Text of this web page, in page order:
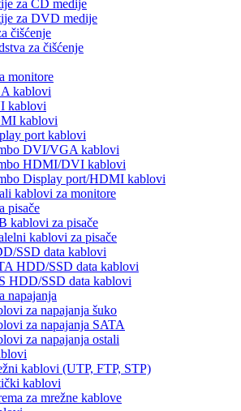
za CD medije
za DVD medije
čišćenje
za čišćenje
monitore
kablovi
kablovi
kablovi
port kablovi
DVI/VGA kablovi
HDMI/DVI kablovi
Display port/HDMI kablovi
kablovi za monitore
pisače
kablovi za pisače
kablovi za pisače
SSD data kablovi
HDD/SSD data kablovi
HDD/SSD data kablovi
napajanja
za napajanja šuko
za napajanja SATA
za napajanja ostali
kablovi (UTP, FTP, STP)
kablovi
za mrežne kablove